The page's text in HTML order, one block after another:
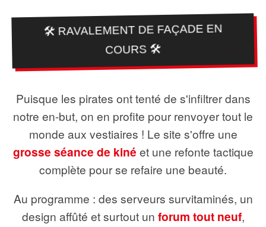
🛠️ RAVALEMENT DE FAÇADE EN
COURS 🛠️
Puisque les pirates ont tenté de s'infiltrer dans
notre en-but, on en profite pour renvoyer tout le
monde aux vestiaires ! Le site s'offre une
grosse séance de kiné et une refonte tactique
complète pour se refaire une beauté.
Au programme : des serveurs survitaminés, un
design affûté et surtout un forum tout neuf,